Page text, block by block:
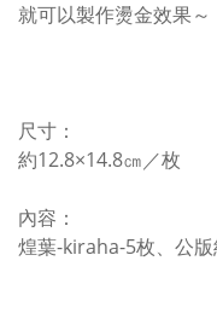
就可以製作燙金效果～
尺寸：
約12.8×14.8㎝／枚
內容：
煌葉-kiraha-5枚、公